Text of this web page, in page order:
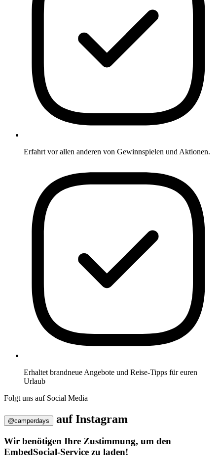
Erfahrt vor allen anderen von Gewinnspielen und Aktionen.
Erhaltet brandneue Angebote und Reise-Tipps für euren
Urlaub
Folgt uns auf Social Media
@camperdays aufInstagram
Wir benötigen Ihre Zustimmung, um den
EmbedSocial-Service zu laden!